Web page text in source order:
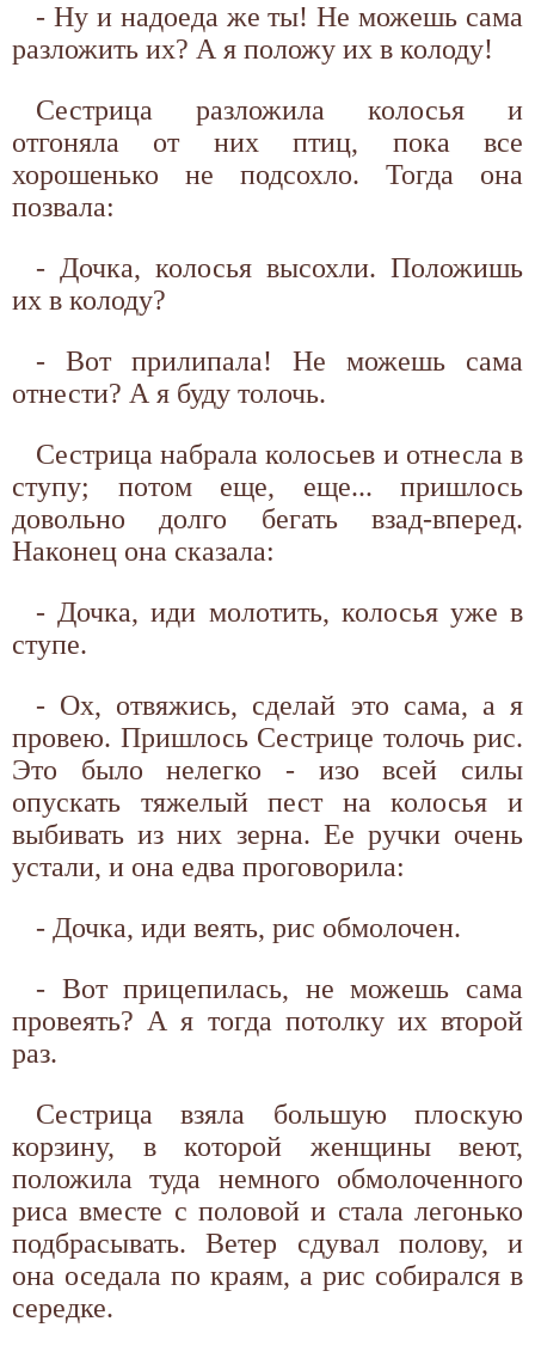
- Ну и надоеда же ты! Не можешь сама
разложить их? А я положу их в колоду!
Сестрица разложила колосья и
отгоняла от них птиц, пока все
хорошенько не подсохло. Тогда она
позвала:
- Дочка, колосья высохли. Положишь
их в колоду?
- Вот прилипала! Не можешь сама
отнести? А я буду толочь.
Сестрица набрала колосьев и отнесла в
ступу; потом еще, еще... пришлось
довольно долго бегать взад-вперед.
Наконец она сказала:
- Дочка, иди молотить, колосья уже в
ступе.
- Ох, отвяжись, сделай это сама, а я
провею. Пришлось Сестрице толочь рис.
Это было нелегко - изо всей силы
опускать тяжелый пест на колосья и
выбивать из них зерна. Ее ручки очень
устали, и она едва проговорила:
- Дочка, иди веять, рис обмолочен.
- Вот прицепилась, не можешь сама
провеять? А я тогда потолку их второй
раз.
Сестрица взяла большую плоскую
корзину, в которой женщины веют,
положила туда немного обмолоченного
риса вместе с половой и стала легонько
подбрасывать. Ветер сдувал полову, и
она оседала по краям, а рис собирался в
середке.